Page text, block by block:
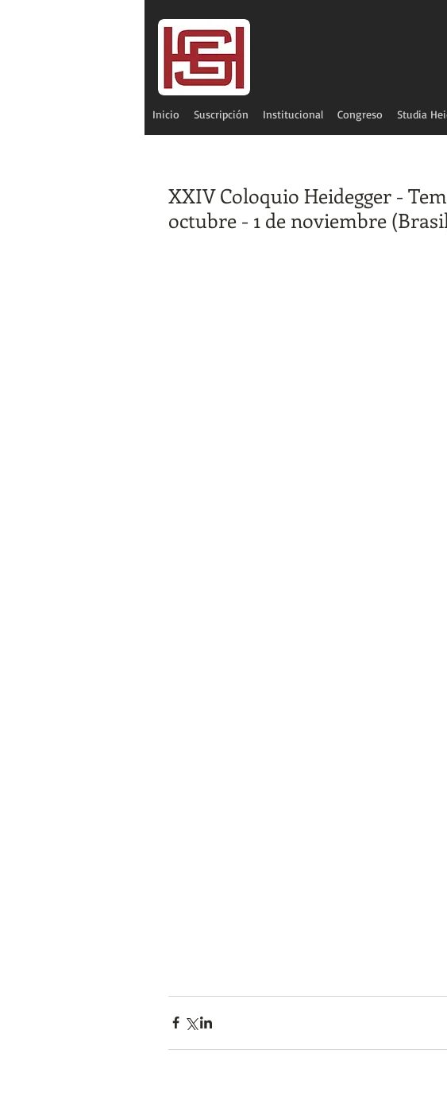
Inicio Suscripción Institucional Congreso Studia
XXIV Coloquio Heidegger -
octubre - 1 de noviembre